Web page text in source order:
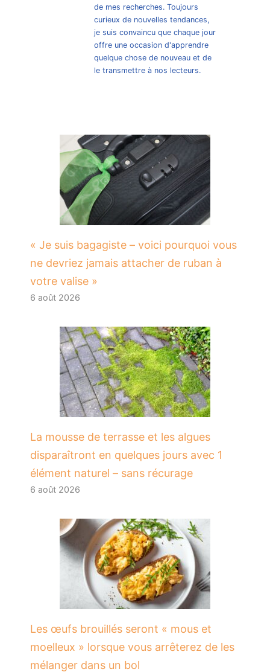
de mes recherches. Toujours
curieux de nouvelles tendances,
je suis convaincu que chaque jour
offre une occasion d'apprendre
quelque chose de nouveau et de
le transmettre à nos lecteurs.
« Je suis bagagiste – voici pourquoi vous
ne devriez jamais attacher de ruban à
votre valise »
6 août 2026
La mousse de terrasse et les algues
disparaîtront en quelques jours avec 1
élément naturel – sans récurage
6 août 2026
Les œufs brouillés seront « mous et
moelleux » lorsque vous arrêterez de les
mélanger dans un bol